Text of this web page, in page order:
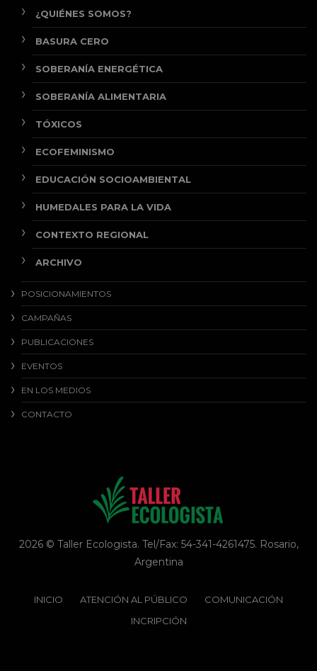
¿QUIÉNES SOMOS?
BASURA CERO
SOBERANÍA ENERGÉTICA
SOBERANÍA ALIMENTARIA
TÓXICOS
ECOFEMINISMO
EDUCACIÓN SOCIOAMBIENTAL
HUMEDALES PARA LA VIDA
CONTEXTO REGIONAL
ARCHIVO
POSICIONAMIENTOS
CAMPAÑAS
PUBLICACIONES
EVENTOS
EN LOS MEDIOS
CONTACTO
2026 © Taller Ecologista. Tel/Fax: 54-341-4261475. Rosario,
Argentina
INICIO ATENCIÓN AL PÚBLICO
COMUNICACIÓN
INCRIPCIÓN